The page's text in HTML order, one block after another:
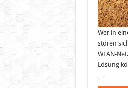
Wer in
stören
WLAN-
Lösung
…